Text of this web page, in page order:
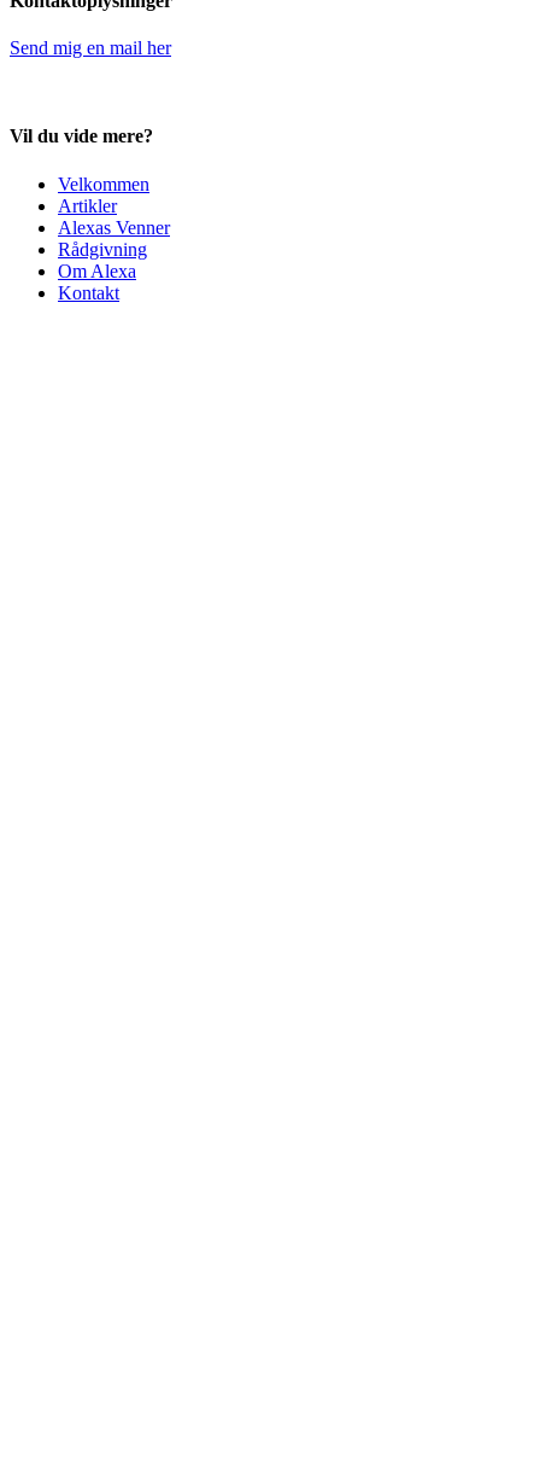
Send mig en mail her
Vil du vide mere?
Velkommen
Artikler
Alexas Venner
Rådgivning
Om Alexa
Kontakt